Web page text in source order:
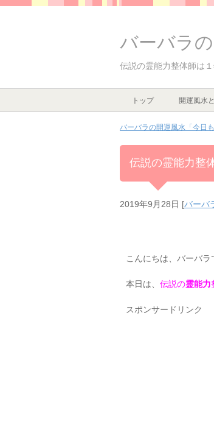
バーバラ
伝説の霊能力整体師は
トップ 開運風水
バーバラの開運風水「今日
伝説の霊能力整
2019年9月28日 [バーバ
こんにちは、バーバ
本日は、 伝説の霊能力
スポンサードリンク